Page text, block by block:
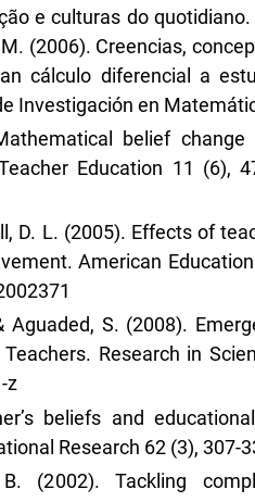
e culturas do
(2006). Creencias,
cálculo diferencial a
Investigación en
belief
Education 11 (6),
D. L. (2005). Effects of
American
Aguaded, S. (2008).
Research in
z
beliefs and
Research 62 (3), 307-
(2002). Tackling